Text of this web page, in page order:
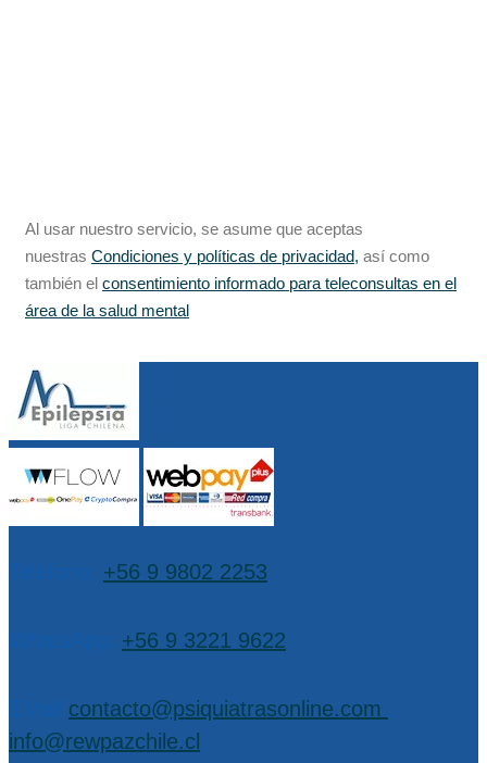
Al usar nuestro servicio, se asume que aceptas
nuestras Condiciones y políticas de privacidad, así como
también el consentimiento informado para teleconsultas en el
área de la salud mental
+56 9 9802 2253
+56 9 3221 9622
contacto@psiquiatrasonline.com
info@rewpazchile.cl